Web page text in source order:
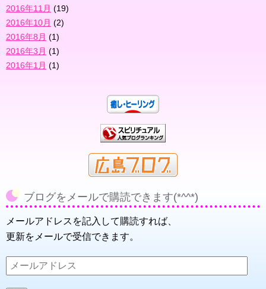
2016年11月 (19)
2016年10月 (2)
2016年8月 (1)
2016年3月 (1)
2016年1月 (1)
ブログをメールで購読できます(*^^*)
メールアドレスを記入して購読すれば、
更新をメールで受信できます。
メ